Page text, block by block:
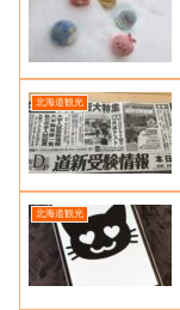
北海道観光
北海道観光